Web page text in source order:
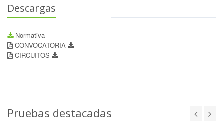
Descargas
Normativa
CONVOCATORIA
CIRCUITOS
Pruebas destacadas